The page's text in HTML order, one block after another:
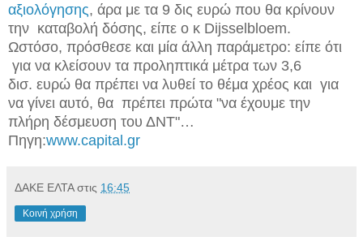
αξιολόγησης, άρα με τα 9 δις ευρώ που θα κρίνουν
την καταβολή δόσης, είπε ο κ Dijsselbloem.
Ωστόσο, πρόσθεσε και μία άλλη παράμετρο: είπε ότι
για να κλείσουν τα προληπτικά μέτρα των 3,6
δισ. ευρώ θα πρέπει να λυθεί το θέμα χρέος και για
να γίνει αυτό, θα πρέπει πρώτα "να έχουμε την
πλήρη δέσμευση του ΔΝΤ"…
Πηγη:www.capital.gr
ΔΑΚΕ ΕΛΤΑ στις 16:45
Κοινή χρήση